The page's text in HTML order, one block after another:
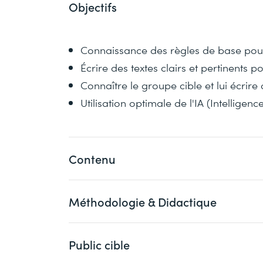
Objectifs
Connaissance des règles de base
Écrire des textes clairs et pertinents
Connaître le groupe cible et lui écrire
Utilisation optimale de l'IA
Contenu
Dans ce cours, vous découvrirez les
principal et à impliquer les utilisateurs
Méthodologie & Didactique
La formation s’effectue en groupes de
Public cible